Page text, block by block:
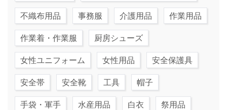
不織布用品 事務服 介護用品 作業用品
作業着・作業服 厨房シューズ
女性ユニフォーム 女性用品 安全保護具
安全帯 安全靴 工具 帽子
手袋・軍手 水産用品 白衣 祭用品